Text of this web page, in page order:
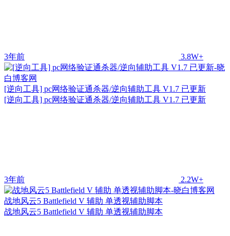
3年前 3.8W+
[逆向工具] pc网络验证通杀器/逆向辅助工具 V1.7 已更新
[逆向工具] pc网络验证通杀器/逆向辅助工具 V1.7 已更新
3年前 2.2W+
战地风云5 Battlefield V 辅助 单透视辅助脚本
战地风云5 Battlefield V 辅助 单透视辅助脚本